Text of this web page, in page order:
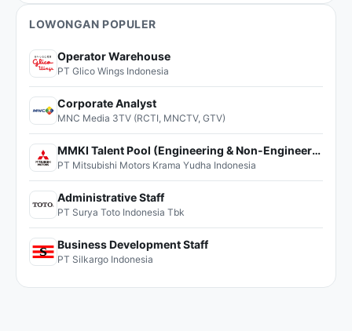
LOWONGAN POPULER
Operator Warehouse
PT Glico Wings Indonesia
Corporate Analyst
MNC Media 3TV (RCTI, MNCTV, GTV)
MMKI Talent Pool (Engineering & Non-Engineering)
PT Mitsubishi Motors Krama Yudha Indonesia
Administrative Staff
PT Surya Toto Indonesia Tbk
Business Development Staff
PT Silkargo Indonesia